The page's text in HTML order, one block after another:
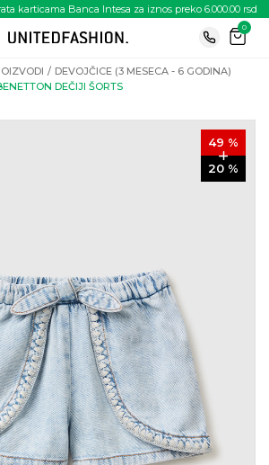
karticama Banca Intesa za iznos preko 6.000.00 rsd
0
DEVOJČICE (3 MESECA - 6 GODINA)
DEČIJI ŠORTS
49 %
20 %